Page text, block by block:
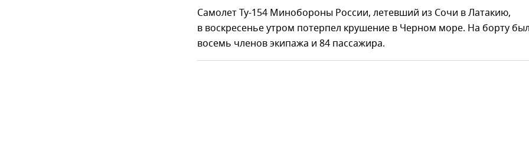
​Самолет Ту-154 Минобороны России, летевший из Сочи в Латакию,
в воскресенье утром потерпел крушение в Черном море. На борту
восемь членов экипажа и 84 пассажира.